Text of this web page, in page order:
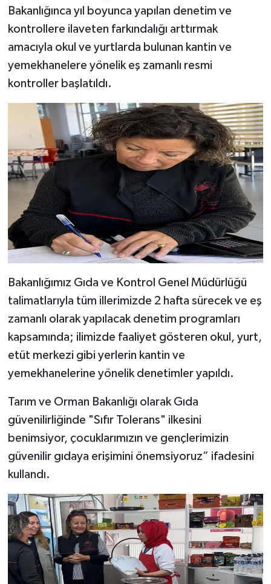
Bakanlığınca yıl boyunca yapılan denetim ve
kontrollere ilaveten farkındalığı arttırmak
amacıyla okul ve yurtlarda bulunan kantin ve
yemekhanelere yönelik eş zamanlı resmi
kontroller başlatıldı.
Bakanlığımız Gıda ve Kontrol Genel Müdürlüğü
talimatlarıyla tüm illerimizde 2 hafta sürecek ve eş
zamanlı olarak yapılacak denetim programları
kapsamında; ilimizde faaliyet gösteren okul, yurt,
etüt merkezi gibi yerlerin kantin ve
yemekhanelerine yönelik denetimler yapıldı.
Tarım ve Orman Bakanlığı olarak Gıda
güvenilirliğinde "Sıfır Tolerans" ilkesini
benimsiyor, çocuklarımızın ve gençlerimizin
güvenilir gıdaya erişimini önemsiyoruz” ifadesini
kullandı.